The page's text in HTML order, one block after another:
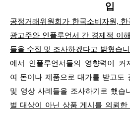
입
공정거래위원회가 한국소비자원,
광고주와 인플루언서 간 경제적 이
들을 수집 및 조사하겠다고 밝혔습
에서 인플루언서들의 영향력이
여 돈이나 제품으로 대가를 받고도
및 영상 사례들을 조사하기로 했습
벌 대상이 아닌 상품 게시를 의뢰